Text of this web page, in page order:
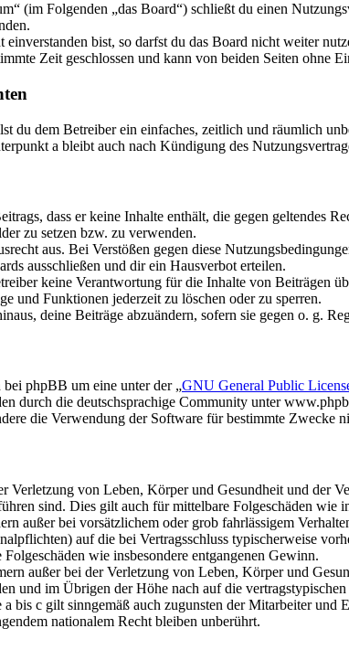
(im Folgenden „das Board“) schließt du einen
einverstanden bist, so darfst du das Board nicht weiter
Zeit geschlossen und kann von beiden Seiten ohne
du dem Betreiber ein einfaches, zeitlich und räumlich
a bleibt auch nach Kündigung des
dass er keine Inhalte enthält, die gegen geltendes
zu setzen bzw. zu verwenden.
aus. Bei Verstößen gegen diese
ausschließen und dir ein Hausverbot erteilen.
keine Verantwortung für die Inhalte von Beiträgen
und Funktionen jederzeit zu löschen oder zu sperren.
deine Beiträge abzuändern, sofern sie gegen o. g.
phpBB um eine unter der „GNU General Public
durch die deutschsprachige Community unter
die Verwendung der Software für bestimmte Zwecke
Verletzung von Leben, Körper und Gesundheit und der
sind. Dies gilt auch für mittelbare Folgeschäden wie
außer bei vorsätzlichem oder grob fahrlässigem
auf die bei Vertragsschluss typischerweise
wie insbesondere entgangenen Gewinn.
außer bei der Verletzung von Leben, Körper und
und im Übrigen der Höhe nach auf die
bis c gilt sinngemäß auch zugunsten der Mitarbeiter und
nationalem Recht bleiben unberührt.